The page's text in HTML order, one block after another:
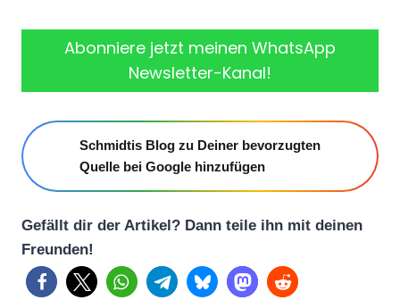
Abonniere jetzt meinen WhatsApp
Newsletter-Kanal!
Schmidtis Blog zu Deiner bevorzugten
Quelle bei Google hinzufügen
Gefällt dir der Artikel? Dann teile ihn mit deinen
Freunden!